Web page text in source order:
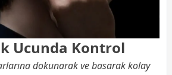
Ucunda Kontrol
dokunarak ve basarak kolay